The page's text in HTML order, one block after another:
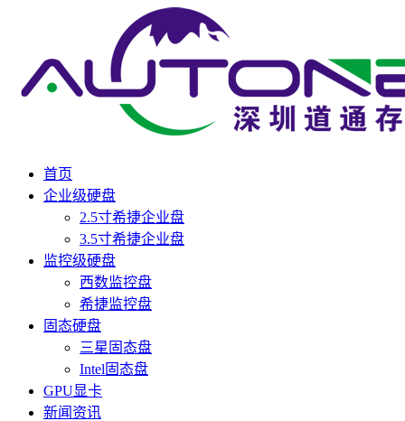
首页
企业级硬盘
2.5寸希捷企业盘
3.5寸希捷企业盘
监控级硬盘
西数监控盘
希捷监控盘
固态硬盘
三星固态盘
Intel固态盘
GPU显卡
新闻资讯